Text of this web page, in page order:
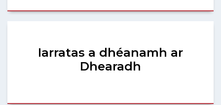
Iarratas a dhéanamh ar
Dhearadh